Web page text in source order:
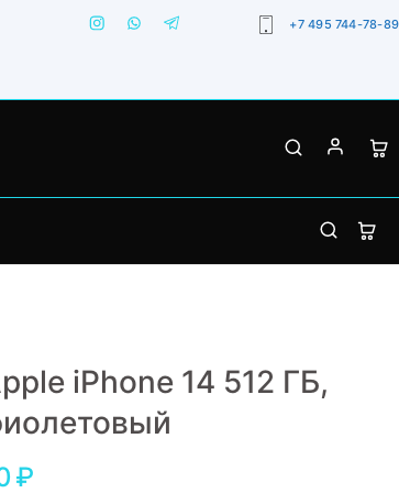
+7 495 744-78-89
iPhone 14 512 ГБ,
₽